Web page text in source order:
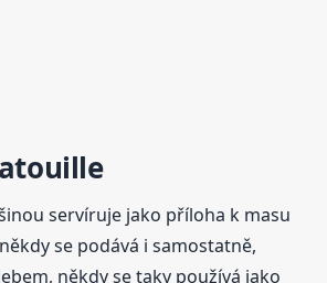
servíruje jako příloha k masu
se podává i samostatně,
někdy se taky používá jako